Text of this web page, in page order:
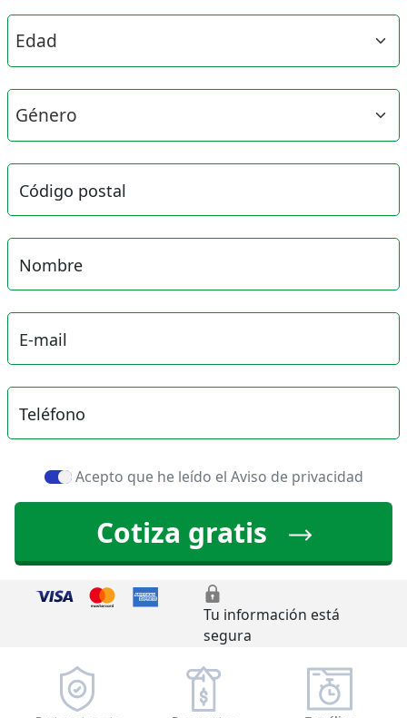
Código postal
Nombre
E-mail
Teléfono
Acepto que he leído el Aviso de privacidad
Cotiza gratis
Tu información está
segura